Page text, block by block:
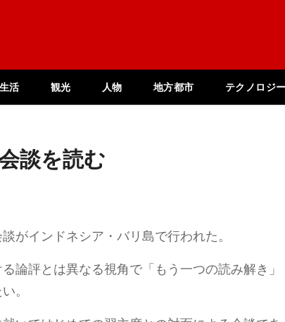
生活 観光 人物 地方都市 テクノロジ
談を読む
がインドネシア・バリ島で行われた。
論評とは異なる視角で「もう一つの読み解き」
。